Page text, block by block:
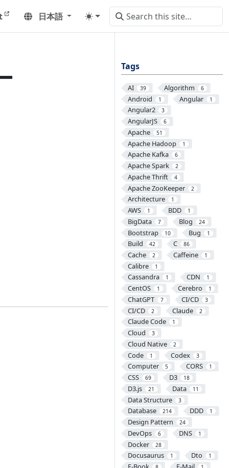
日本語
Tags
AI 39 Algorithm 6
Android 1 Angular 1
Angular2 3
AngularJS 6
Apache 51
Apache Hadoop 1
Apache Kafka 6
Apache Spark 2
Apache Thrift 4
Apache ZooKeeper 2
Architecture 1
AWS 1 BDD 1
BigData 7 Blog 24
Bootstrap 10 Bug 1
Build 42 C 86
Cache 2 Caffeine 1
Calibre 1
Cassandra 1 CDN 1
CentOS 1 Cerebro 1
ChatGPT 7 CI/CD 3
CI/CD 2 Claude 2
Claude Code 1
Cloud 3
Cloud Native 2
Code 1 Codex 3
Computer 5 CORS 1
CSS 69 D3 18
D3.js 21 Data 11
Data Structure 3
Database 214 DDD 1
Design Pattern 24
DevOps 6 DNS 1
Docker 28
Docusaurus 1 Dto 1